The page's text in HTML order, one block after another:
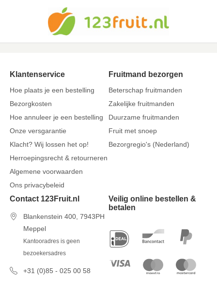
Klantenservice
Hoe plaats je een bestelling
Bezorgkosten
Hoe annuleer je een bestelling
Onze versgarantie
Klacht? Wij lossen het op!
Herroepingsrecht & retourneren
Algemene voorwaarden
Ons privacybeleid
Fruitmand bezorgen
Beterschap fruitmanden
Zakelijke fruitmanden
Duurzame fruitmanden
Fruit met snoep
Bezorgregio's (Nederland)
Contact 123Fruit.nl
Blankenstein 400, 7943PH
Meppel
Kantooradres is geen
bezoekersadres
+31 (0)85 - 025 00 58
Veilig online bestellen &
betalen